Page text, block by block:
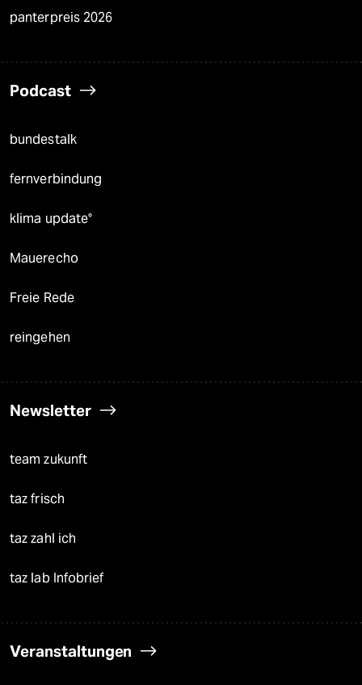
panterpreis 2026
Podcast
bundestalk
fernverbindung
klima update°
Mauerecho
Freie Rede
reingehen
Newsletter
team zukunft
taz frisch
taz zahl ich
taz lab Infobrief
Veranstaltungen